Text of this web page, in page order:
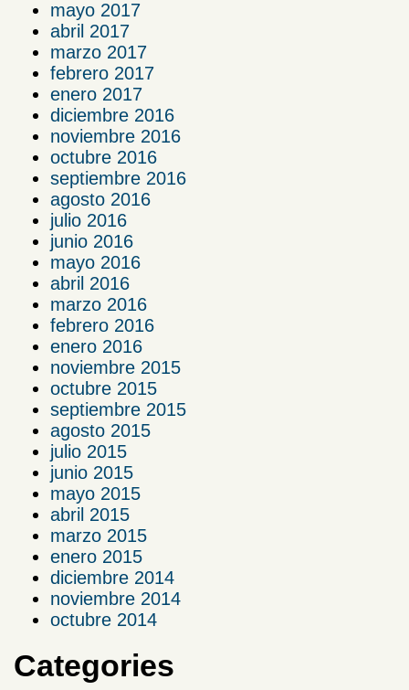
mayo 2017
abril 2017
marzo 2017
febrero 2017
enero 2017
diciembre 2016
noviembre 2016
octubre 2016
septiembre 2016
agosto 2016
julio 2016
junio 2016
mayo 2016
abril 2016
marzo 2016
febrero 2016
enero 2016
noviembre 2015
octubre 2015
septiembre 2015
agosto 2015
julio 2015
junio 2015
mayo 2015
abril 2015
marzo 2015
enero 2015
diciembre 2014
noviembre 2014
octubre 2014
Categories